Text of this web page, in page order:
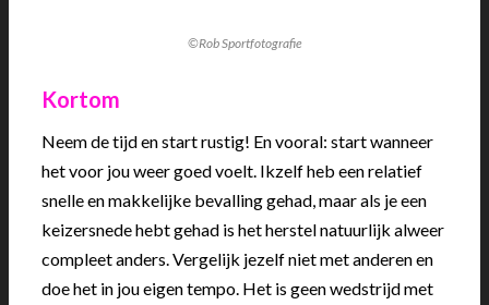
©Rob Sportfotografie
Kortom
Neem de tijd en start rustig! En vooral: start wanneer
het voor jou weer goed voelt. Ikzelf heb een relatief
snelle en makkelijke bevalling gehad, maar als je een
keizersnede hebt gehad is het herstel natuurlijk alweer
compleet anders. Vergelijk jezelf niet met anderen en
doe het in jou eigen tempo. Het is geen wedstrijd met